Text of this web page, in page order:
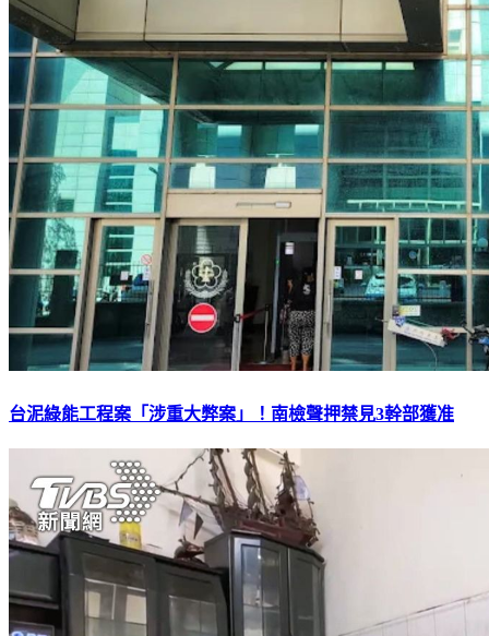
台泥綠能工程案「涉重大弊案」！南檢聲押禁見3幹部獲准